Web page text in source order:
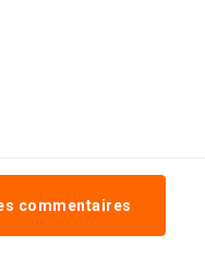
commentaires